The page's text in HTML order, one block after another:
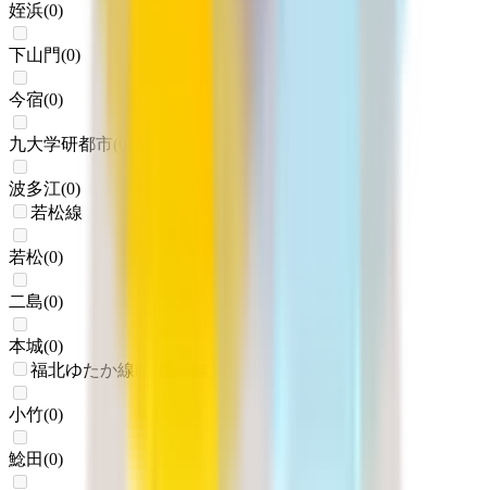
姪浜(0)
下山門(0)
今宿(0)
九大学研都市(
波多江(0)
若松線
若松(0)
二島(0)
本城(0)
福北ゆたか線(折尾～桂川)
小竹(0)
鯰田(0)